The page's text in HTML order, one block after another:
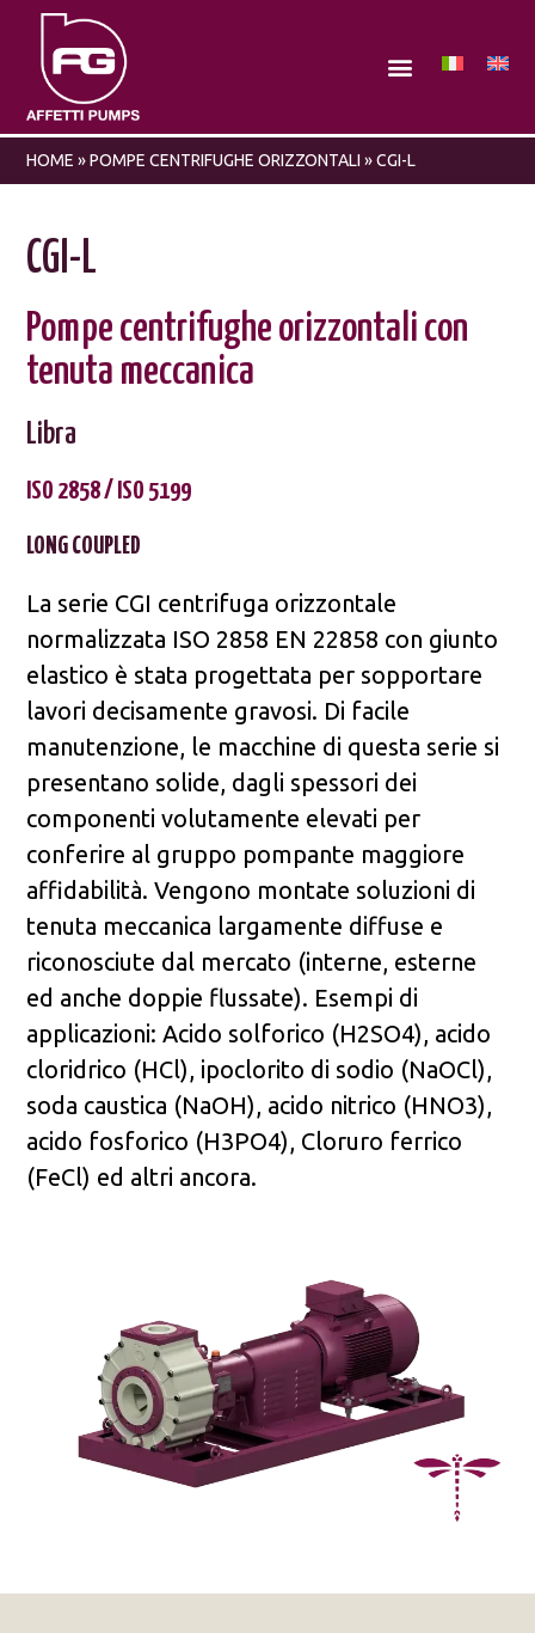
HOME »POMPE CENTRIFUGHE ORIZZONTALI »CGI-L
CGI-L
Pompe centrifughe orizzontali con
tenuta meccanica
Libra
ISO 2858 / ISO 5199
LONG COUPLED
La serie CGI centrifuga orizzontale
normalizzata ISO 2858 EN 22858 con giunto
elastico è stata progettata per sopportare
lavori decisamente gravosi. Di facile
manutenzione, le macchine di questa serie si
presentano solide, dagli spessori dei
componenti volutamente elevati per
conferire al gruppo pompante maggiore
affidabilità. Vengono montate soluzioni di
tenuta meccanica largamente diffuse e
riconosciute dal mercato (interne, esterne
ed anche doppie flussate). Esempi di
applicazioni: Acido solforico (H2SO4), acido
cloridrico (HCl), ipoclorito di sodio (NaOCl),
soda caustica (NaOH), acido nitrico (HNO3),
acido fosforico (H3PO4), Cloruro ferrico
(FeCl) ed altri ancora.